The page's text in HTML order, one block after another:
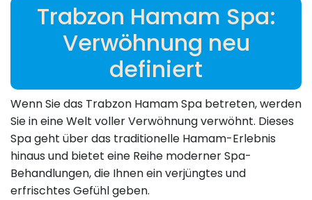
Trabzon Hamam Spa:
Verwöhnung neu
definiert
Wenn Sie das Trabzon Hamam Spa betreten, werden
Sie in eine Welt voller Verwöhnung verwöhnt. Dieses
Spa geht über das traditionelle Hamam-Erlebnis
hinaus und bietet eine Reihe moderner Spa-
Behandlungen, die Ihnen ein verjüngtes und
erfrischtes Gefühl geben.